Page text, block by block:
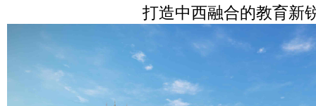
打造中西融合的教育新